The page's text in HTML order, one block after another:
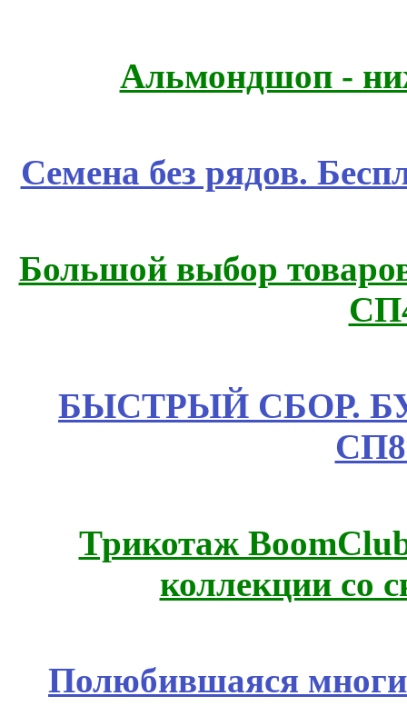
Альмондшоп -
Семена без рядов.
Большой выбор
БЫСТРЫЙ СБОР.
Трикотаж
коллекции со
Полюбившаяся